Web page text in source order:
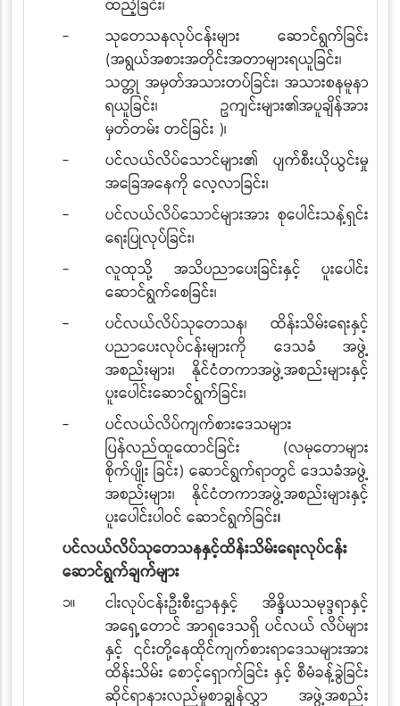
ထည့်ခြင်း၊
-
သုတေသနလုပ်ငန်းများ ဆောင်ရွက်ခြင်း
(အရွယ်အစားအတိုင်းအတာများရယူခြင်း၊
သတ္တု အမှတ်အသားတပ်ခြင်း၊ အသားစနမူနာ
ရယူခြင်း၊ ဥကျင်းများ၏အပူချိန်အား
မှတ်တမ်း တင်ခြင်း )၊
-
ပင်လယ်လိပ်သောင်များ၏ ပျက်စီးယိုယွင်းမှု
အခြေအနေကို လေ့လာခြင်း၊
-
ပင်လယ်လိပ်သောင်များအား စုပေါင်းသန့်ရှင်း
ရေးပြုလုပ်ခြင်း၊
-
လူထုသို့ အသိပညာပေးခြင်းနှင့် ပူးပေါင်း
ဆောင်ရွက်စေခြင်း၊
-
ပင်လယ်လိပ်သုတေသန၊ ထိန်းသိမ်းရေးနှင့်
ပညာပေးလုပ်ငန်းများကို ဒေသခံ အဖွဲ့
အစည်းများ၊ နိုင်ငံတကာအဖွဲ့အစည်းများနှင့်
ပူးပေါင်းဆောင်ရွက်ခြင်း၊
-
ပင်လယ်လိပ်ကျက်စားဒေသများ
ပြန်လည်ထူထောင်ခြင်း (လမုတောများ
စိုက်ပျိုး ခြင်း) ဆောင်ရွက်ရာတွင် ဒေသခံအဖွဲ့
အစည်းများ၊ နိုင်ငံတကာအဖွဲ့အစည်းများနှင့်
ပူးပေါင်းပါဝင် ဆောင်ရွက်ခြင်း၊
ပင်လယ်လိပ်သုတေသနနှင့်ထိန်းသိမ်းရေးလုပ်ငန်း
ဆောင်ရွက်ချက်များ
၁။
ငါးလုပ်ငန်းဦးစီးဌာနနှင့် အိနိ္ဒယသမုဒ္ဒရာနှင့်
အရှေ့တောင် အာရှဒေသရှိ ပင်လယ် လိပ်များ
နှင့် ၎င်းတို့နေထိုင်ကျက်စားရာဒေသများအား
ထိန်းသိမ်း စောင့်ရှောက်ခြင်း နှင့် စီမံခန့်ခွဲခြင်း
ဆိုင်ရာနားလည်မှုစာချွန်လွှာ အဖွဲ့အစည်း